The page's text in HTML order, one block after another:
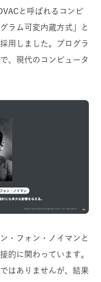
と呼ばれるコンピ
ラム可変内蔵方式」と
用しました。プログラ
、現代のコンピュータ
・フォン・ノイマンと
的に関わっています。
はありませんが、結果